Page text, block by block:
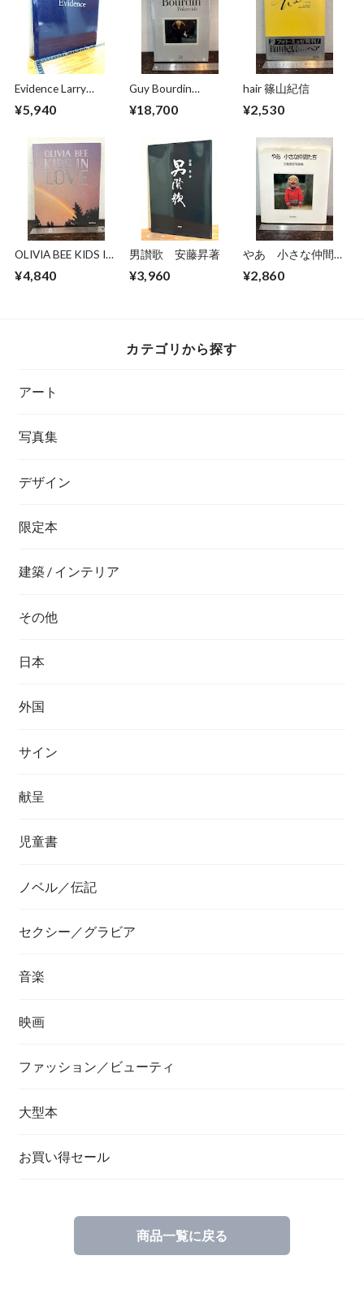
Evidence Larry
¥5,940
Guy Bourdin
¥18,700
hair 篠山紀信
¥2,530
OLIVIA BEE KIDS IN
¥4,840
男讃歌 安藤昇著
¥3,960
やあ 小さな仲間た
¥2,860
カテゴリから探す
アート
写真集
デザイン
限定本
建築 / インテリア
その他
日本
外国
サイン
献呈
児童書
ノベル／伝記
セクシー／グラビア
音楽
映画
ファッション／ビューティ
大型本
お買い得セール
商品一覧に戻る